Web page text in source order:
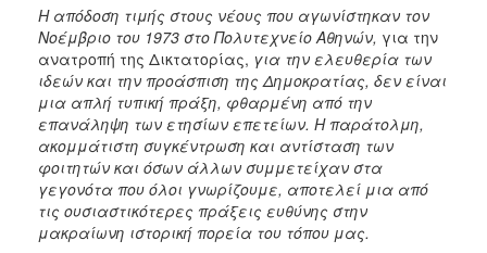
Η απόδοση τιμής στους νέους που αγωνίστηκαν τον
Νοέμβριο του 1973 στο Πολυτεχνείο Αθηνών, για την
ανατροπή της Δικτατορίας, για την ελευθερία των
ιδεών και την προάσπιση της Δημοκρατίας, δεν είναι
μια απλή τυπική πράξη, φθαρμένη από την
επανάληψη των ετησίων επετείων. Η παράτολμη,
ακομμάτιστη συγκέντρωση και αντίσταση των
φοιτητών και όσων άλλων συμμετείχαν στα
γεγονότα που όλοι γνωρίζουμε, αποτελεί μια από
τις ουσιαστικότερες πράξεις ευθύνης στην
μακραίωνη ιστορική πορεία του τόπου μας.